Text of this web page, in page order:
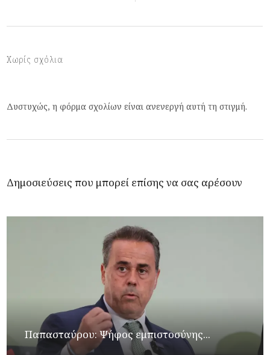
Χωρίς σχόλια
Δυστυχώς, η φόρμα σχολίων είναι ανενεργή αυτή τη στιγμή.
Δημοσιεύσεις που μπορεί επίσης να σας αρέσουν
Παπασταύρου: Ψήφος εμπιστοσύνης...